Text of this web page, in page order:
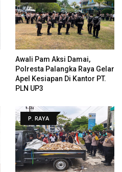
Awali Pam Aksi Damai,
Polresta Palangka Raya Gelar
Apel Kesiapan Di Kantor PT.
PLN UP3
P. RAYA